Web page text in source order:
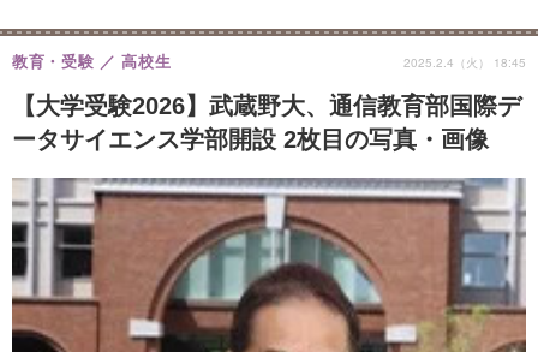
【大学受験2026】武蔵野大、通信教育部国際デ
ータサイエンス学部開設 2枚目の写真・画像
教育・受験 高校生 2025.2.4（火） 18:45